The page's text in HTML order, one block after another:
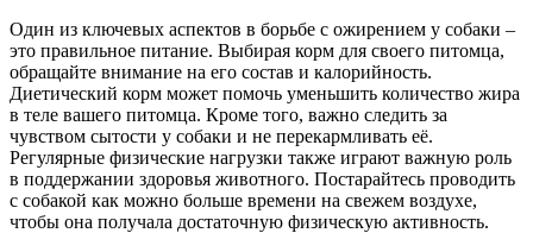
Один из ключевых аспектов в борьбе с ожирением у собаки –
это правильное питание. Выбирая корм для своего питомца,
обращайте внимание на его состав и калорийность.
Диетический корм может помочь уменьшить количество жира
в теле вашего питомца. Кроме того, важно следить за
чувством сытости у собаки и не перекармливать её.
Регулярные физические нагрузки также играют важную роль
в поддержании здоровья животного. Постарайтесь проводить
с собакой как можно больше времени на свежем воздухе,
чтобы она получала достаточную физическую активность.